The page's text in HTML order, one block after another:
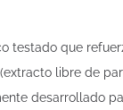
testado que
libre de
desarrollado